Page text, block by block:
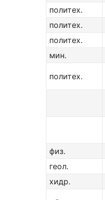
политех.
политех.
политех.
мин.
политех.
физ.
геол.
хидр.